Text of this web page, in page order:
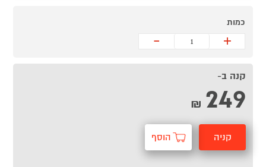
כמות
+
-
קנה ב-
249
₪
קניה הוסף